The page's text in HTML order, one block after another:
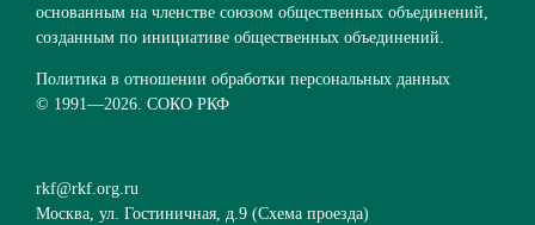
основанным на членстве союзом общественных объединений,
созданным по инициативе общественных объединений.
Политика в отношении обработки персональных данных
© 1991—2026. СОКО РКФ
rkf@rkf.org.ru
Москва, ул. Гостиничная, д.9 (Схема проезда)